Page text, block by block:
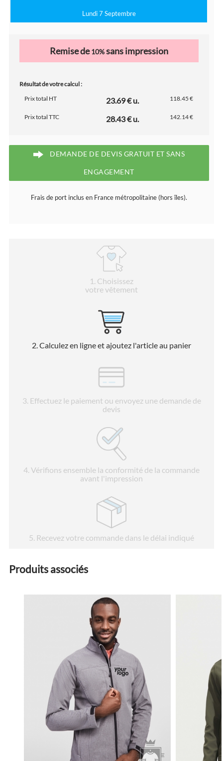
Lundi 7 Septembre
Remise de10%sans impression
Résultat de votre calcul :
Prix total HT
23.69 € u. 118.45 €
Prix total TTC 28.43 € u. 142.14 €
DEMANDE DE DEVIS GRATUIT ET SANS
ENGAGEMENT
Frais de port inclus en France métropolitaine (hors îles).
1 . Choisissez
votre vêtement
2. Calculez en ligne et ajoutez l'article au panier
3. Effectuez le paiement ou envoyez une demande de
devis
4. Vérifions ensemble la conformité de la commande
avant l'impression
5. Recevez votre commande dans le délai indiqué
Produits associés